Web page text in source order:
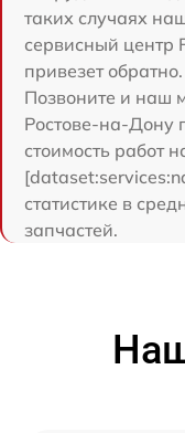
таких случаях
сервисный центр
привезет обратно.
Позвоните и наш
Ростове-на-Дону
стоимость работ
статистике в
запчастей.